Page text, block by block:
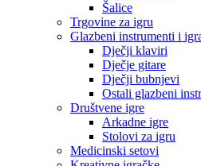
Šalice
Trgovine za igru
Glazbeni instrumenti i
Dječji klaviri
Dječje gitare
Dječji bubnjevi
Ostali glazbeni
Društvene igre
Arkadne igre
Stolovi za igru
Medicinski setovi